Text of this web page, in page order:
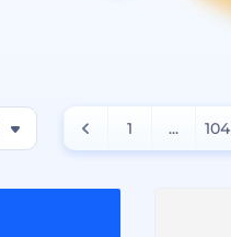
1 ... 104